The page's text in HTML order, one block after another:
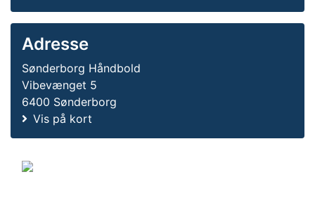
Adresse
Sønderborg Håndbold
Vibevænget 5
6400 Sønderborg
Vis på kort